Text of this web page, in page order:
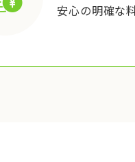
安心の明確な